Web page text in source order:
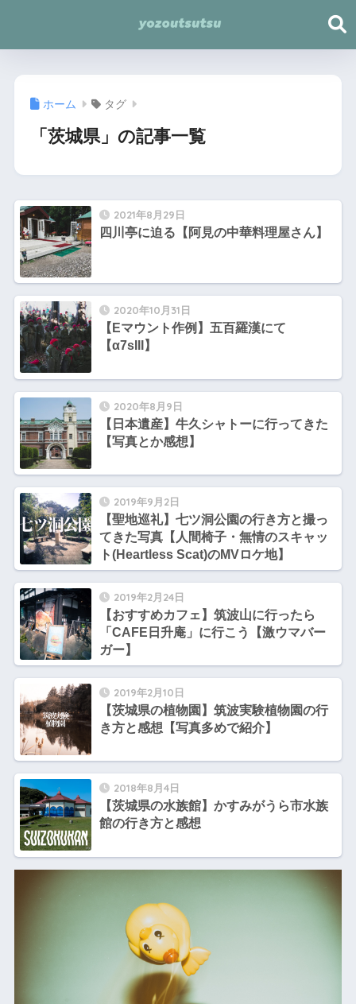
ホーム タグ
「茨城県」の記事一覧
2021年8月29日
四川亭に迫る【阿見の中華料理屋さん】
2020年10月31日
【Eマウント作例】五百羅漢にて
【α7sIII】
2020年8月9日
【日本遺産】牛久シャトーに行ってきた
【写真とか感想】
2019年9月2日
【聖地巡礼】七ツ洞公園の行き方と撮っ
てきた写真【人間椅子・無情のスキャッ
ト(Heartless Scat)のMVロケ地】
2019年2月24日
【おすすめカフェ】筑波山に行ったら
「CAFE日升庵」に行こう【激ウマバー
ガー】
2019年2月10日
【茨城県の植物園】筑波実験植物園の行
き方と感想【写真多めで紹介】
2018年8月4日
【茨城県の水族館】かすみがうら市水族
館の行き方と感想